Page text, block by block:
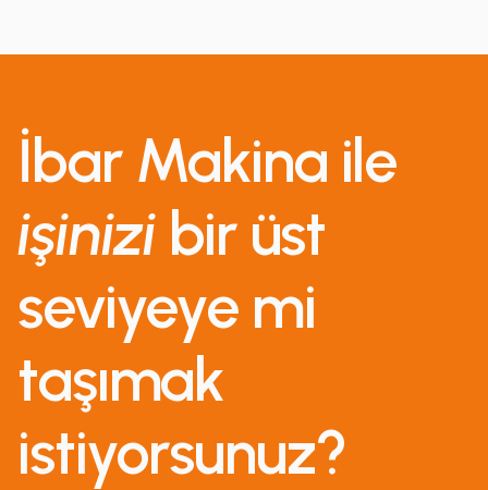
İbar Makina ile
işinizi bir üst
seviyeye mi
taşımak
istiyorsunuz?